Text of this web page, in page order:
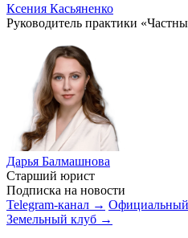
Ксения Касьяненко
Руководитель практики
Дарья Балмашнова
Старший юрист
Подписка на новости
Telegram-канал →
Земельный клуб →